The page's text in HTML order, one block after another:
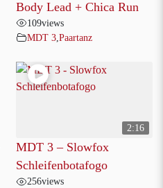
Body Lead + Chica Run
109views
MDT 3 Paartanz
2:16
MDT 3 – Slowfox
Schleifenbotafogo
256views